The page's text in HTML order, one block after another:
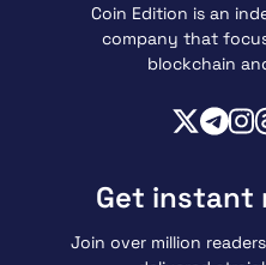
Coin Edition is an
company that
blockchain
Get
Join over million